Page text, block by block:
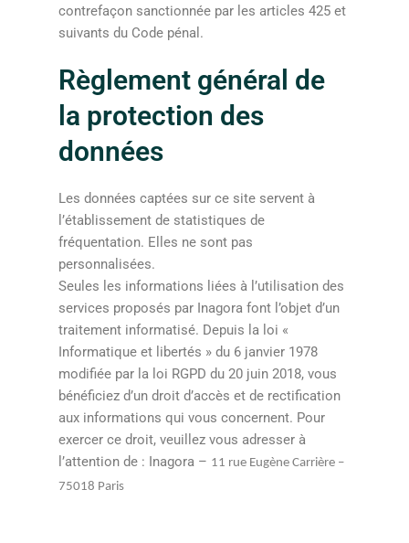
contrefaçon sanctionnée par les articles 425 et
suivants du Code pénal.
Règlement général de
la protection des
données
Les données captées sur ce site servent à
l’établissement de statistiques de
fréquentation. Elles ne sont pas
personnalisées.
Seules les informations liées à l’utilisation des
services proposés par Inagora font l’objet d’un
traitement informatisé. Depuis la loi «
Informatique et libertés » du 6 janvier 1978
modifiée par la loi RGPD du 20 juin 2018, vous
bénéficiez d’un droit d’accès et de rectification
aux informations qui vous concernent. Pour
exercer ce droit, veuillez vous adresser à
l’attention de : Inagora – 11 rue Eugène Carrière –
75018 Paris